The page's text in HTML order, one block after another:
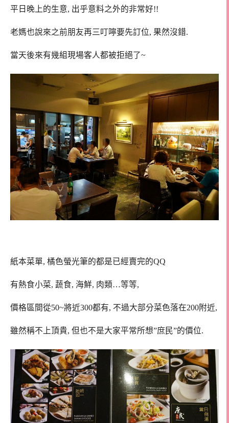
平日晚上的生意, 出乎意料之外的非常好!!
老媽也說來之前朋友再三叮嚀要先訂位, 果然沒錯.
當天後來有幾組現場客人都被拒絕了~
紙本菜單, 橘色螢光筆的都是已經賣完的QQ
有熱食小菜, 蔬食, 海鮮, 肉類…等等,
價格區間從50~將近300都有, 不過大部分菜色落在200附近,
雖然稱不上頂貴, 但也不是大家平常所想”庶民”的價位.